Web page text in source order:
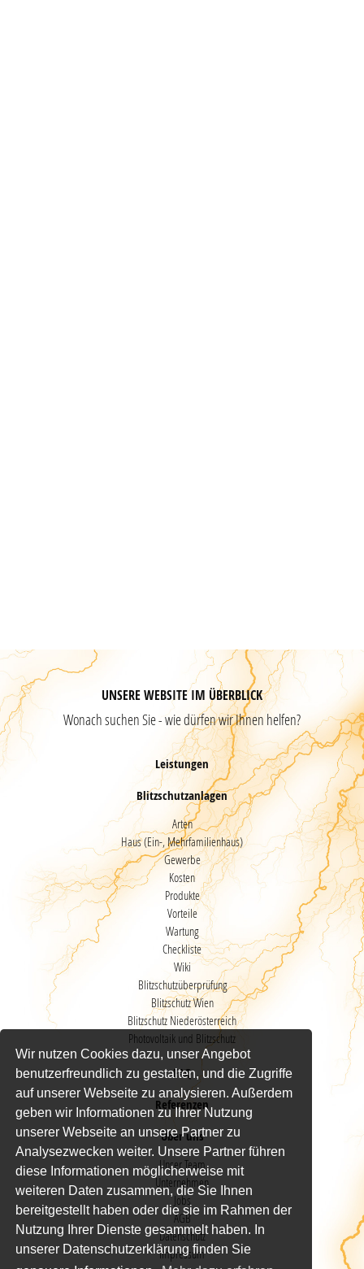
Wir nutzen Cookies dazu, unser Angebot
benutzerfreundlich zu gestalten, und die Zugriffe
auf unserer Webseite zu analysieren. Außerdem
geben wir Informationen zu Ihrer Nutzung
unserer Webseite an unsere Partner zu
Analysezwecken weiter. Unsere Partner führen
diese Informationen möglicherweise mit
weiteren Daten zusammen, die Sie Ihnen
bereitgestellt haben oder die sie im Rahmen der
Nutzung Ihrer Dienste gesammelt haben. In
unserer Datenschutzerklärung finden Sie
UNSERE WEBSITE IM ÜBERBLICK
Wonach suchen Sie - wie dürfen wir Ihnen helfen?
Leistungen
Blitzschutzanlagen
Arten
Haus (Ein-, Mehrfamilienhaus)
Gewerbe
Kosten
Produkte
Vorteile
Wartung
Checkliste
Wiki
Blitzschutzüberprüfung
Blitzschutz Wien
Blitzschutz Niederösterreich
Photovoltaik und Blitzschutz
FAQ
Referenzen
Über uns
Unser Team
Unternehmen
Jobs
AGB
Datenschutz
Impressum